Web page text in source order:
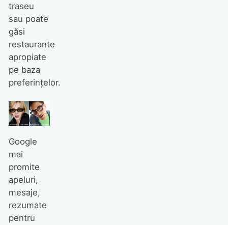
traseu
sau poate
găsi
restaurante
apropiate
pe baza
preferințelor.
Google
mai
promite
apeluri,
mesaje,
rezumate
pentru